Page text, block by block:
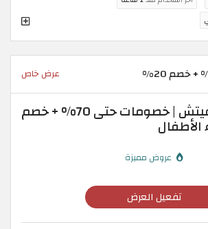
عرض خاص
كود خصم فارفيتش | خصومات حتى 70% + خصم
عروض مميزة
تفعيل العرض